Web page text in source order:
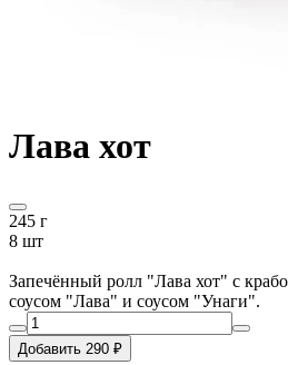
Лава хот
245 г
8 шт
Запечённый ролл "Лава хот" с
соусом "Лава" и соусом "Унаги".
Добавить 290 ₽